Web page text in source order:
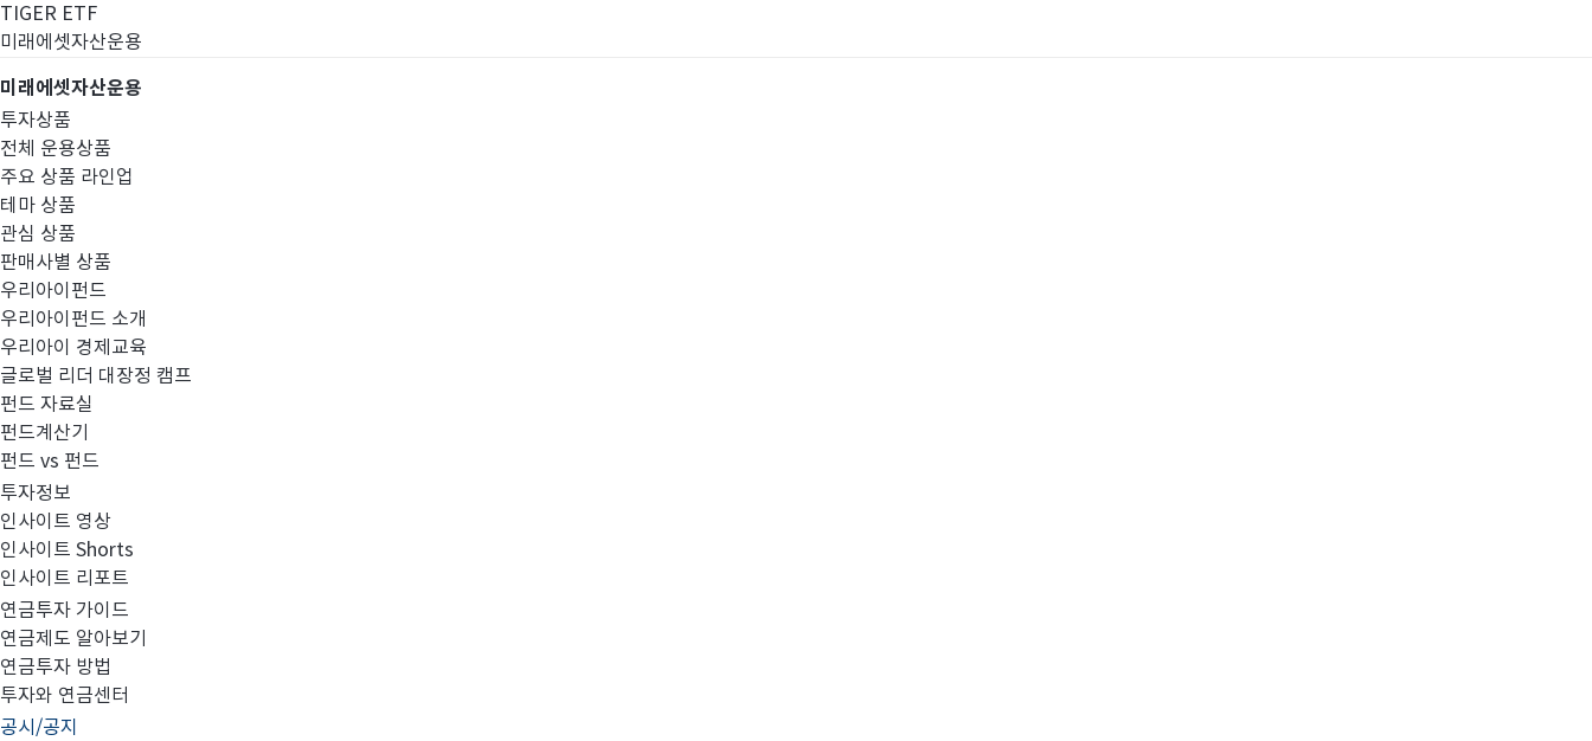
TIGER ETF
미래에셋자산운용
미래에셋자산운용
투자상품
전체 운용상품
주요 상품 라인업
테마 상품
관심 상품
판매사별 상품
우리아이펀드
우리아이펀드 소개
우리아이 경제교육
글로벌 리더 대장정 캠프
펀드 자료실
펀드계산기
펀드 vs 펀드
투자정보
인사이트 영상
인사이트 Shorts
인사이트 리포트
연금투자 가이드
연금제도 알아보기
연금투자 방법
투자와 연금센터
공시/공지
고난도금융투자상품
고난도금융투자상품_공시_20250618